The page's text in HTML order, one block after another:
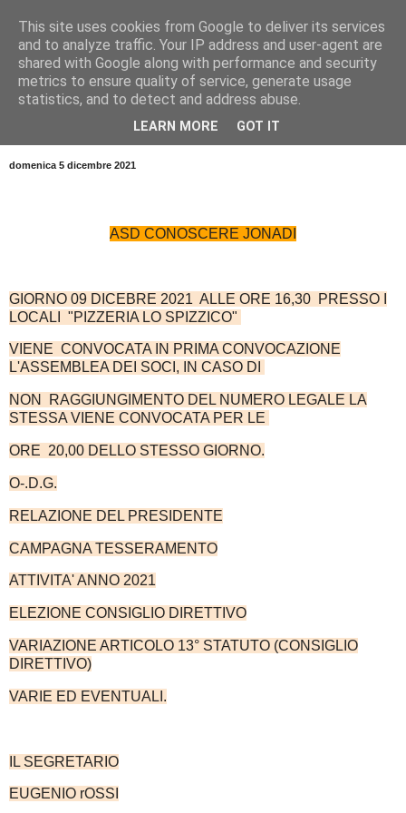
domenica 5 dicembre 2021
ASD CONOSCERE JONADI
GIORNO 09 DICEBRE 2021 ALLE ORE 16,30 PRESSO I
LOCALI "PIZZERIA LO SPIZZICO"
VIENE CONVOCATA IN PRIMA CONVOCAZIONE
L'ASSEMBLEA DEI SOCI, IN CASO DI
NON RAGGIUNGIMENTO DEL NUMERO LEGALE LA
STESSA VIENE CONVOCATA PER LE
ORE 20,00 DELLO STESSO GIORNO.
O-.D.G.
RELAZIONE DEL PRESIDENTE
CAMPAGNA TESSERAMENTO
ATTIVITA' ANNO 2021
ELEZIONE CONSIGLIO DIRETTIVO
VARIAZIONE ARTICOLO 13° STATUTO (CONSIGLIO
DIRETTIVO)
VARIE ED EVENTUALI.
IL SEGRETARIO
EUGENIO rOSSI
This site uses cookies from Google to deliver its services
and to analyze traffic. Your IP address and user-agent are
shared with Google along with performance and security
metrics to ensure quality of service, generate usage
statistics, and to detect and address abuse.
LEARN MORE GOT IT